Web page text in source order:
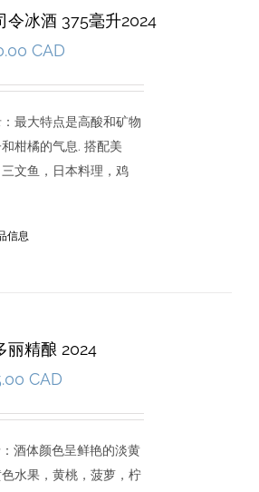
令冰酒 375毫升2024
CAD
最大特点是高酸和矿物
柑橘的气息. 搭配美
文鱼，日本料理，鸡
信息
丽精酿 2024
CAD
酒体颜色呈鲜艳的淡黄
水果，黄桃，菠萝，柠